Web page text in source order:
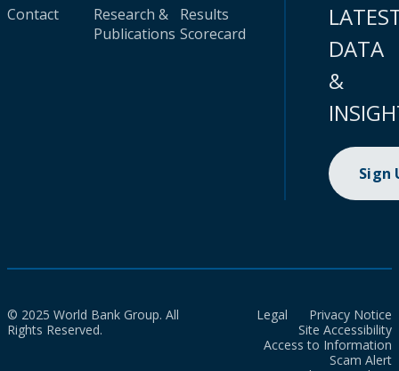
Contact
Research &
Publications
Results
Scorecard
DATA
&
Sign
© 2025 World Bank Group. All
Rights Reserved.
Legal
Privacy Notice
Site Accessibility
Access to Information
Scam Alert